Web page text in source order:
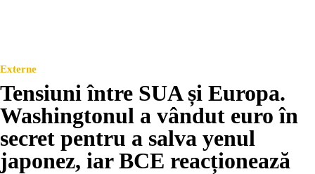
Externe
Tensiuni între SUA și Europa.
Washingtonul a vândut euro în
secret pentru a salva yenul
japonez, iar BCE reacționează